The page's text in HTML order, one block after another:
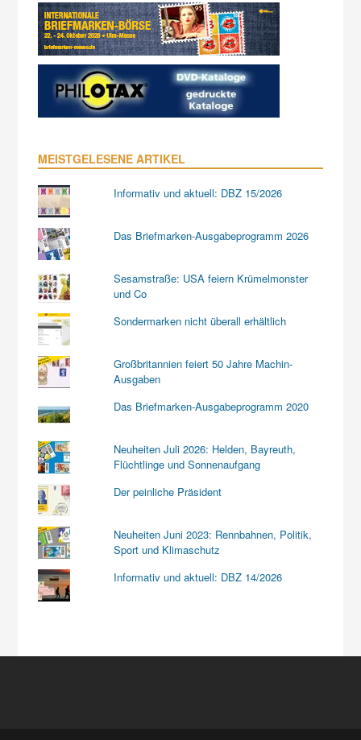
MEISTGELESENE ARTIKEL
Informativ und aktuell: DBZ 15/2026
Das Briefmarken-Ausgabeprogramm 2026
Sesamstraße: USA feiern Krümelmonster
und Co
Sondermarken nicht überall erhältlich
Großbritannien feiert 50 Jahre Machin-
Ausgaben
Das Briefmarken-Ausgabeprogramm 2020
Neuheiten Juli 2026: Helden, Bayreuth,
Flüchtlinge und Sonnenaufgang
Der peinliche Präsident
Neuheiten Juni 2023: Rennbahnen, Politik,
Sport und Klimaschutz
Informativ und aktuell: DBZ 14/2026